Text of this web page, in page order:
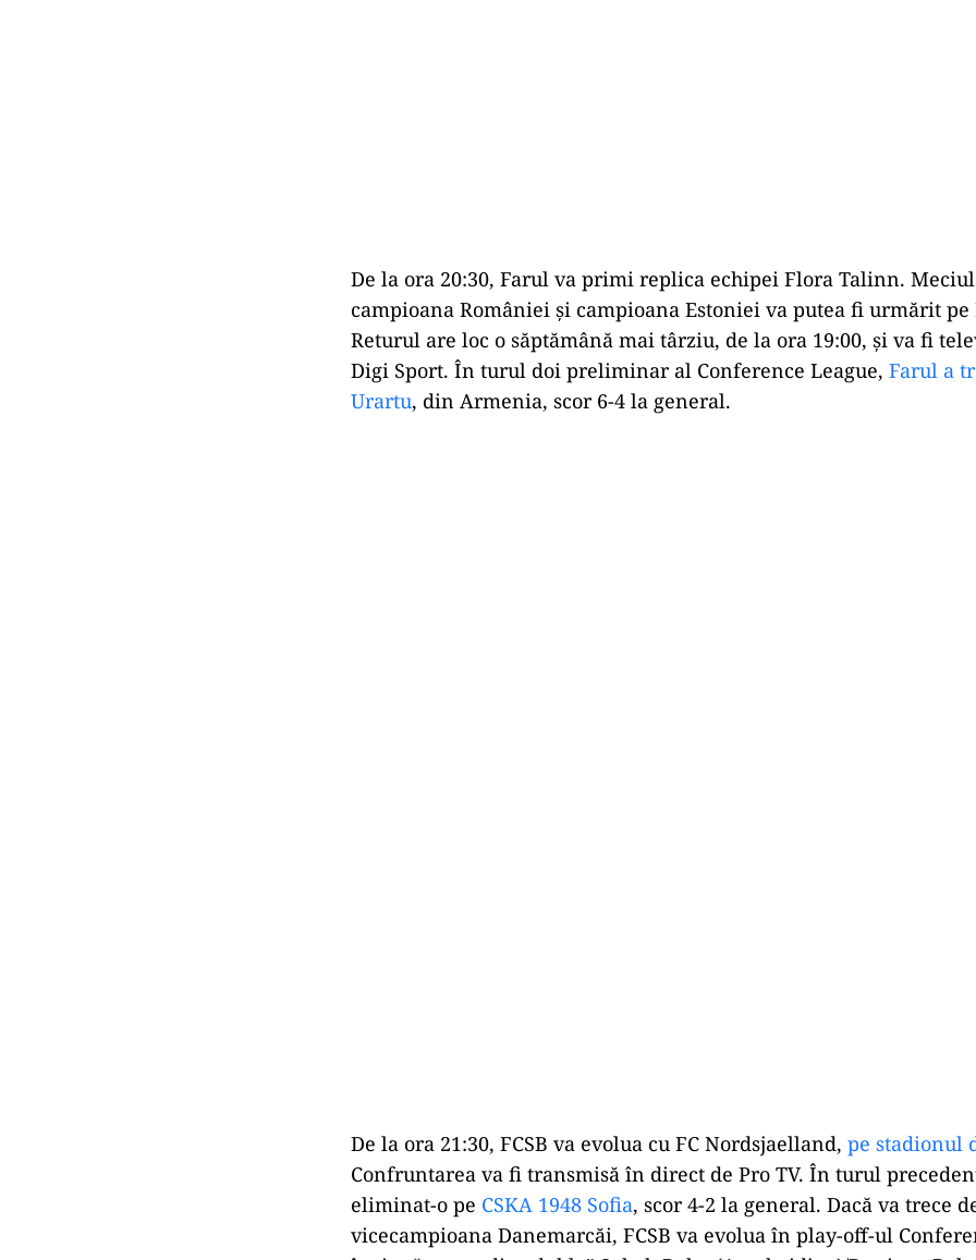
De la ora 20:30, Farul va primi replica echipei Flora Talinn.
campioana României și campioana Estoniei va putea fi urmărit pe
Returul are loc o săptămână mai târziu, de la ora 19:00, și va fi
Digi Sport. În turul doi preliminar al Conference League, Farul a
Urartu, din Armenia, scor 6-4 la general.
De la ora 21:30, FCSB va evolua cu FC Nordsjaelland, pe stadionul
Confruntarea va fi transmisă în direct de Pro TV. În turul
eliminat-o pe CSKA 1948 Sofia, scor 4-2 la general. Dacă va trece
vicecampioana Danemarcăi, FCSB va evolua în play-off-ul